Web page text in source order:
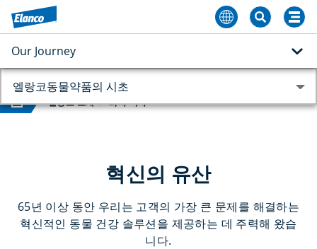
Our Journey
홈
엘랑코 소개 회사 역사
혁신의 유산
65년 이상 동안 우리는 고객의 가장 큰 문제를 해결하는
혁신적인 동물 건강 솔루션을 제공하는 데 주력해 왔습
니다.
엘랑코동물약품의 시초